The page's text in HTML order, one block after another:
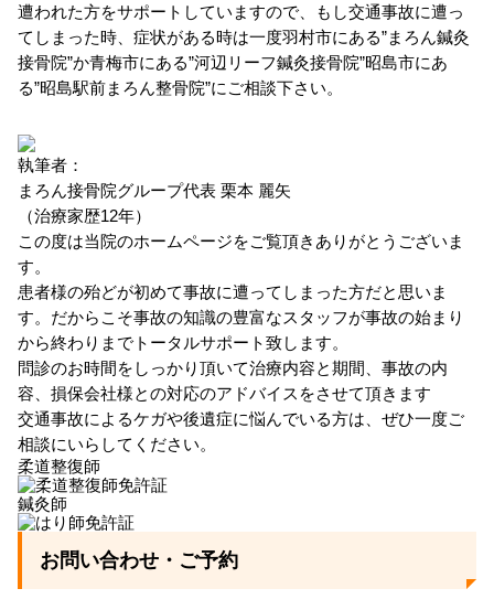
遭われた方をサポートしていますので、もし交通事故に遭っ
てしまった時、症状がある時は一度羽村市にある”まろん鍼灸
接骨院”か青梅市にある”河辺リーフ鍼灸接骨院”昭島市にあ
る”昭島駅前まろん整骨院”にご相談下さい。
執筆者：
まろん接骨院グループ代表 栗本 麗矢
（治療家歴12年）
この度は当院のホームページをご覧頂きありがとうございま
す。
患者様の殆どが初めて事故に遭ってしまった方だと思いま
す。だからこそ事故の知識の豊富なスタッフが事故の始まり
から終わりまでトータルサポート致します。
問診のお時間をしっかり頂いて治療内容と期間、事故の内
容、損保会社様との対応のアドバイスをさせて頂きます
交通事故によるケガや後遺症に悩んでいる方は、ぜひ一度ご
相談にいらしてください。
柔道整復師
鍼灸師
お問い合わせ・ご予約